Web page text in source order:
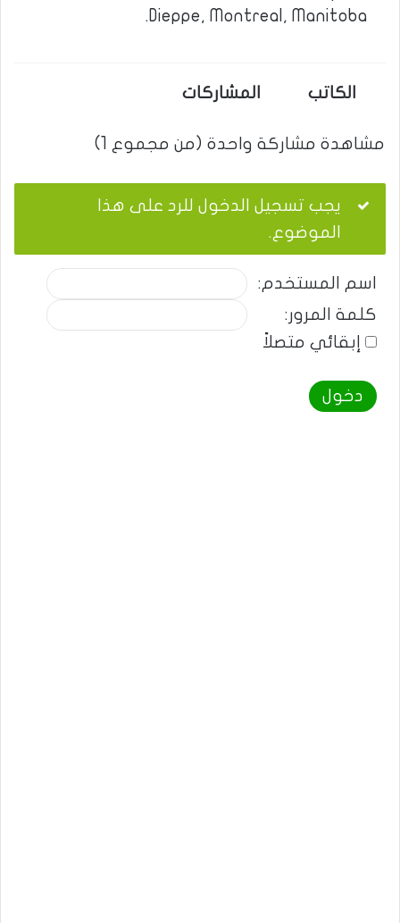
Dieppe, Montreal, Manitoba.
الكاتب المشاركات
مشاهدة مشاركة واحدة (من مجموع 1)
يجب تسجيل الدخول للرد على هذا
الموضوع.
اسم المستخدم:
كلمة المرور:
إبقائي متصلاً
دخول